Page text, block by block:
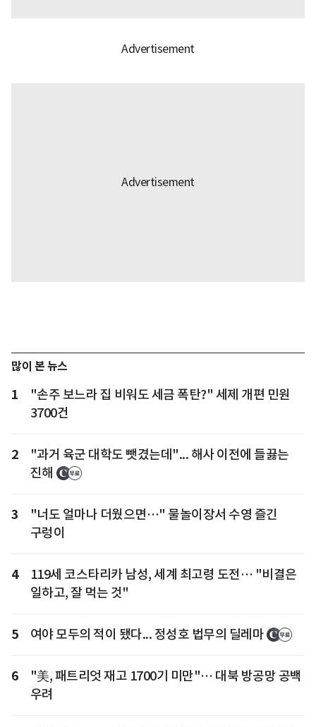
많이 본 뉴스
1
"손주 보느라 집 비워도 세금 폭탄?" 세제 개편 민원
3700건
2
"과거 육군 대학도 뺏겼는데"... 해사 이전에 들끓는
진해
3
"너도 얼마나 더웠으면…" 물놀이장서 수영 즐긴
구렁이
4
119세 코스타리카 남성, 세계 최고령 도전… "비결은
일하고, 잘 먹는 것"
5 여야 모두의 적이 됐다... 정성호 법무의 딜레마
6
"美, 패트리엇 재고 1700기 미만"… 대북 방공망 공백
우려